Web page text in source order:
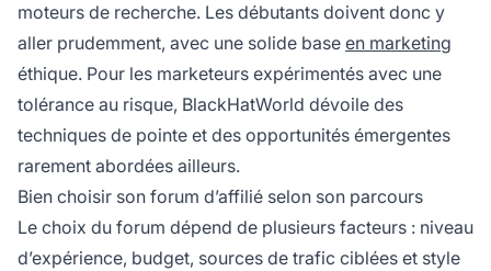
moteurs de recherche. Les débutants doivent donc y
aller prudemment, avec une solide base en marketing
éthique. Pour les marketeurs expérimentés avec une
tolérance au risque, BlackHatWorld dévoile des
techniques de pointe et des opportunités émergentes
rarement abordées ailleurs.
Bien choisir son forum d’affilié selon son parcours
Le choix du forum dépend de plusieurs facteurs : niveau
d’expérience, budget, sources de trafic ciblées et style